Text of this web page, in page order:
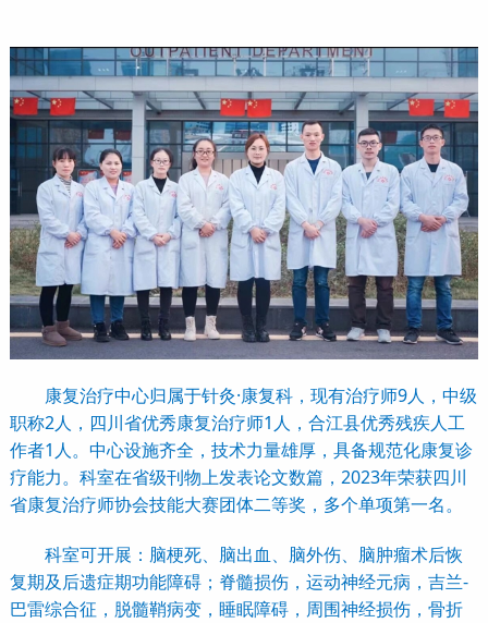
康复治疗中心归属于针灸·康复科，现有治疗师9人，中级
职称2人，四川省优秀康复治疗师1人，合江县优秀残疾人工
作者1人。中心设施齐全，技术力量雄厚，具备规范化康复诊
疗能力。科室在省级刊物上发表论文数篇，2023年荣获四川
省康复治疗师协会技能大赛团体二等奖，多个单项第一名。
科室可开展：脑梗死、脑出血、脑外伤、脑肿瘤术后恢
复期及后遗症期功能障碍；脊髓损伤，运动神经元病，吉兰-
巴雷综合征，脱髓鞘病变，睡眠障碍，周围神经损伤，骨折